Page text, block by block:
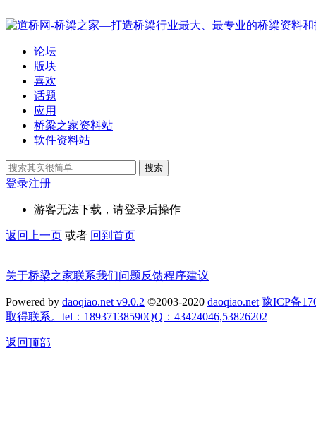
论坛
版块
喜欢
话题
应用
桥梁之家资料站
软件资料站
搜索
登录注册
游客无法下载，请登录后操作
返回上一页 或者 回到首页
关于桥梁之家联系我们问题反馈程序建议
Powered by daoqiao.net v9.0.2 ©2003-2020 daoqiao.net 豫ICP备
取得联系。tel：18937138590QQ：43424046,53826202
返回顶部